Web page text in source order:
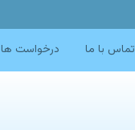
تماس با ما درخواست ها